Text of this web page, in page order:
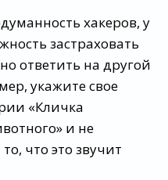
хакеров, у
застраховать
ответить на другой
укажите свое
«Кличка
и не
что это звучит